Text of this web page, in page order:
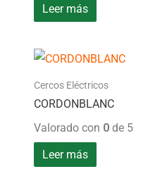
Leer más
Cercos Eléctricos
CORDONBLANC
Valorado con 0de 5
Leer más